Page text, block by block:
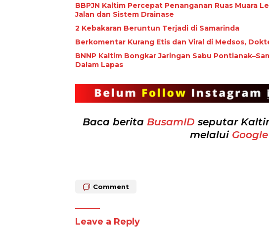
BBPJN Kaltim Percepat Penanganan Ruas Muara
Jalan dan Sistem Drainase
2 Kebakaran Beruntun Terjadi di Samarinda
Berkomentar Kurang Etis dan Viral di Medsos,
BNNP Kaltim Bongkar Jaringan Sabu
Dalam Lapas
Baca berita BusamID seputar
melalui
Comment
Leave a Reply